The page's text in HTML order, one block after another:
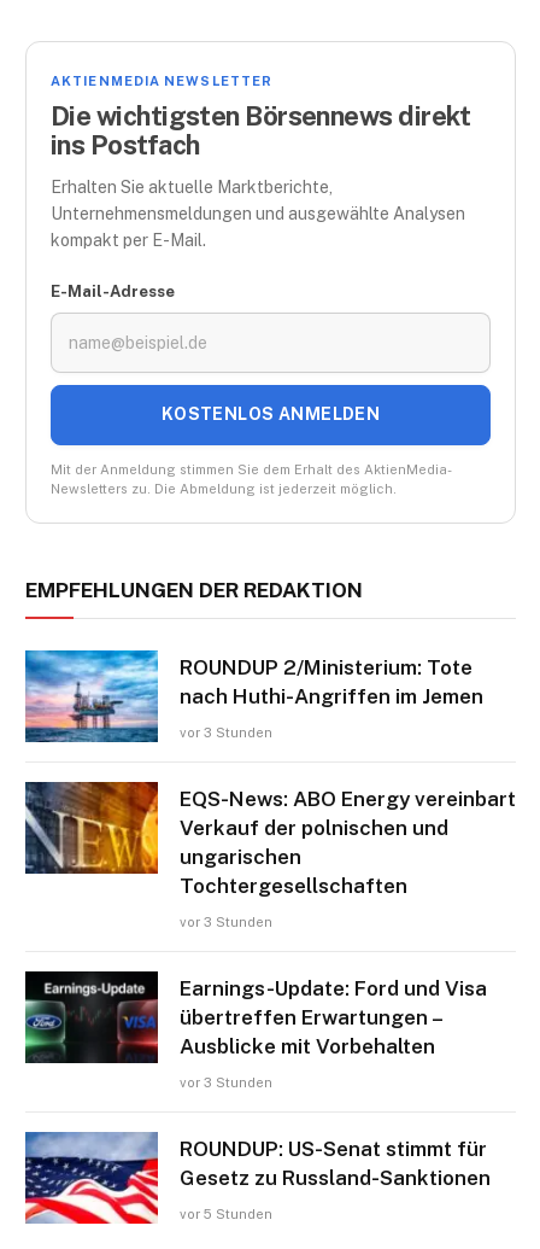
AKTIENMEDIA NEWSLETTER
Die wichtigsten Börsennews direkt
ins Postfach
Erhalten Sie aktuelle Marktberichte,
Unternehmensmeldungen und ausgewählte Analysen
kompakt per E-Mail.
E-Mail-Adresse
KOSTENLOS ANMELDEN
Mit der Anmeldung stimmen Sie dem Erhalt des AktienMedia-
Newsletters zu. Die Abmeldung ist jederzeit möglich.
EMPFEHLUNGEN DER REDAKTION
ROUNDUP 2/Ministerium: Tote
nach Huthi-Angriffen im Jemen
vor 3 Stunden
EQS-News: ABO Energy vereinbart
Verkauf der polnischen und
ungarischen
Tochtergesellschaften
vor 3 Stunden
Earnings-Update: Ford und Visa
übertreffen Erwartungen –
Ausblicke mit Vorbehalten
vor 3 Stunden
ROUNDUP: US-Senat stimmt für
Gesetz zu Russland-Sanktionen
vor 5 Stunden